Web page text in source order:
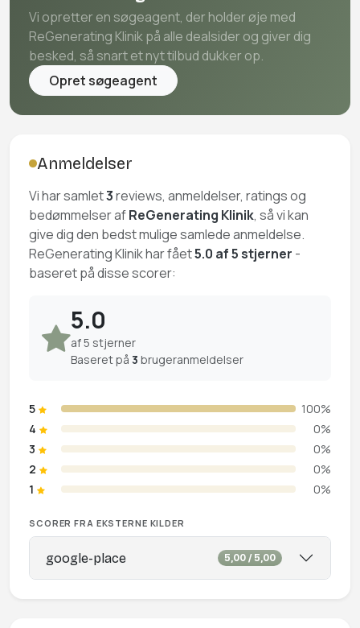
Vi opretter en søgeagent, der holder øje med
ReGenerating Klinik på alle dealsider og giver dig
besked, så snart et nyt tilbud dukker op.
Opret søgeagent
Anmeldelser
Vi har samlet3reviews, anmeldelser, ratings og
bedømmelser afReGenerating Klinik, så vi kan
give dig den bedst mulige samlede anmeldelse.
ReGenerating Klinik har fået5.0 af 5 stjerner -
baseret på disse scorer:
5.0
af 5 stjerner
Baseret på 3 brugeranmeldelser
5
100%
4
0%
3
0%
2
0%
1
0%
SCORER FRA EKSTERNE KILDER
google-place 5,00 / 5,00